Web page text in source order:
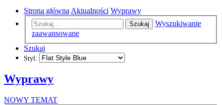
Strona główna Aktualności Wyprawy
Szukaj
Wyszukiwanie
zaawansowane
Szukaj
Styl:
Wyprawy
NOWY TEMAT